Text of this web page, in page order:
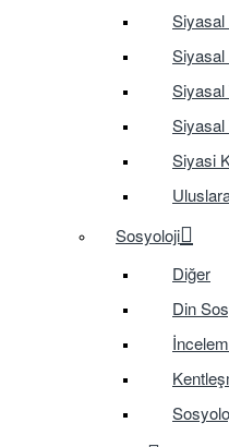
Siyasal
Siyasal
Siyasal
Siyasal
Siyasi
Sosyoloji
Diğer
Din